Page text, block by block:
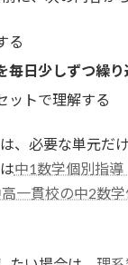
る
毎日少しずつ繰り
ットで理解する
、必要な単元だ
中1数学個別指
一貫校の中2数